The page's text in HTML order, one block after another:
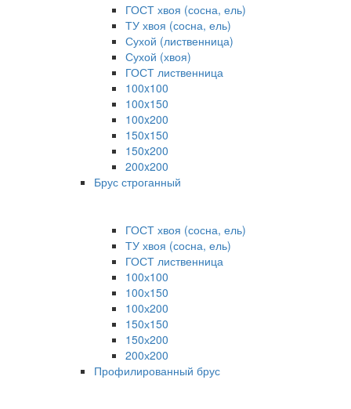
ГОСТ хвоя (сосна, ель)
ТУ хвоя (сосна, ель)
Сухой (лиственница)
Сухой (хвоя)
ГОСТ лиственница
100x100
100x150
100x200
150x150
150x200
200x200
Брус строганный
ГОСТ хвоя (сосна, ель)
ТУ хвоя (сосна, ель)
ГОСТ лиственница
100х100
100х150
100х200
150х150
150х200
200х200
Профилированный брус